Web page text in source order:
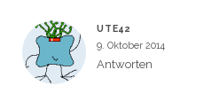
UTE42
9. Oktober 2014
Antworten